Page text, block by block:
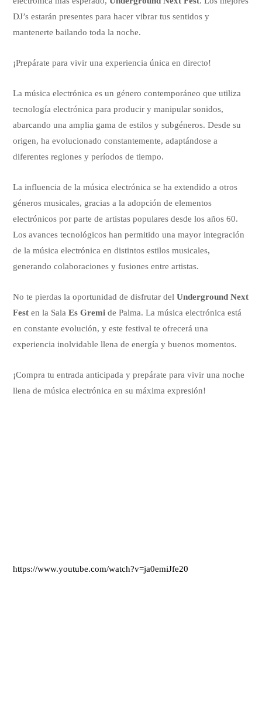
DJ’s estarán presentes para hacer vibrar tus sentidos y
mantenerte bailando toda la noche.
¡Prepárate para vivir una experiencia única en directo!
La música electrónica es un género contemporáneo que utiliza
tecnología electrónica para producir y manipular sonidos,
abarcando una amplia gama de estilos y subgéneros. Desde su
origen, ha evolucionado constantemente, adaptándose a
diferentes regiones y períodos de tiempo.
La influencia de la música electrónica se ha extendido a otros
géneros musicales, gracias a la adopción de elementos
electrónicos por parte de artistas populares desde los años 60.
Los avances tecnológicos han permitido una mayor integración
de la música electrónica en distintos estilos musicales,
generando colaboraciones y fusiones entre artistas.
No te pierdas la oportunidad de disfrutar delUnderground Next
Fest en la SalaEs Gremi de Palma. La música electrónica está
en constante evolución, y este festival te ofrecerá una
experiencia inolvidable llena de energía y buenos momentos.
¡Compra tu entrada anticipada y prepárate para vivir una noche
llena de música electrónica en su máxima expresión!
https://www.youtube.com/watch?v=ja0emiJfe20